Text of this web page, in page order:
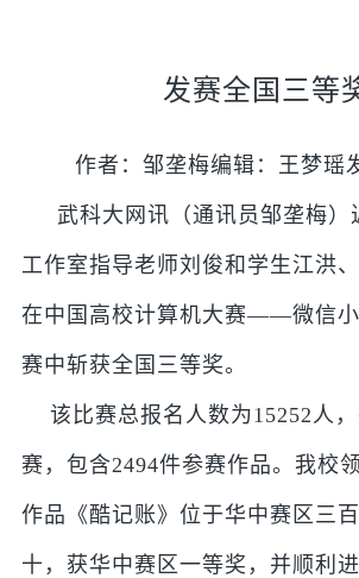
发赛全国三等
作者：邹垄梅编辑：王梦瑶
武科大网讯（通讯员邹垄梅）
工作室指导老师刘俊和学生江洪
在中国高校计算机大赛——微信
赛中斩获全国三等奖。
该比赛总报名人数为15252人，
赛，包含2494件参赛作品。我校
作品《酷记账》位于华中赛区三
十，获华中赛区一等奖，并顺利